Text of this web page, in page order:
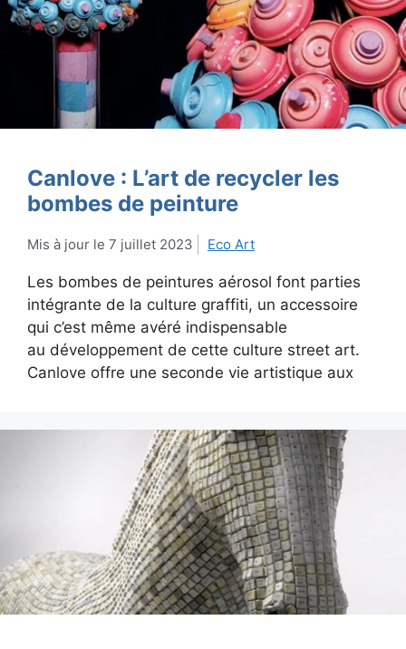
Canlove : L’art de recycler les
bombes de peinture
7 juillet 2023 Eco Art
Les bombes de peintures aérosol font parties
intégrante de la culture graffiti, un accessoire
qui c’est même avéré indispensable
au développement de cette culture street art.
Canlove offre une seconde vie artistique aux